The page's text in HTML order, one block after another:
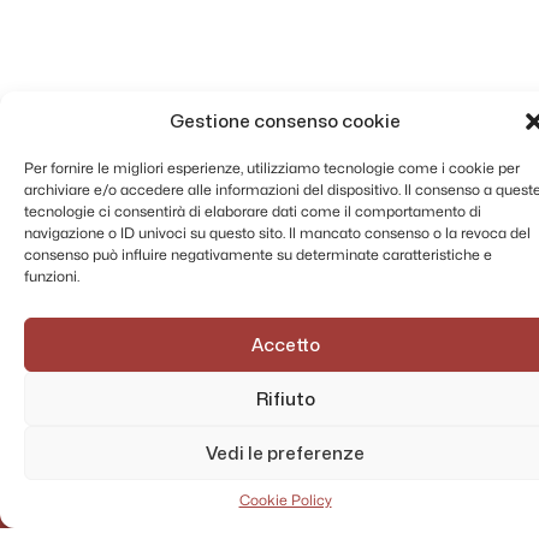
Gestione consenso cookie
Per fornire le migliori esperienze, utilizziamo tecnologie come i cookie per
archiviare e/o accedere alle informazioni del dispositivo. Il consenso a
tecnologie ci consentirà di elaborare dati come il comportamento di
navigazione o ID univoci su questo sito. Il mancato consenso o la revoca del
consenso può influire negativamente su determinate caratteristiche e
funzioni.
Accetto
Rifiuto
Vedi le preferenze
Cookie Policy
Lettere di Bernardi a Brocchetti vol. 4 -
Lettere di Bernardi a Capecelatro, vol. 2 -
[1800 - 1899]
Lettere di Bernardi a Capecelatro, vol. 3 -
[1800 - 1899]
Lettere di Bernardi a Capecelatro, vol. 5 -
Lettere di Bernardi a Brocchetti vol. 1 -
Lettere di Bernardi a Brocchetti vol. 2 -